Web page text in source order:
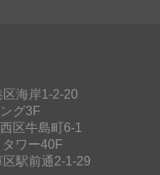
海岸1-2-20
グ3F
区牛島町6-1
ワー40F
駅前通2-1-29